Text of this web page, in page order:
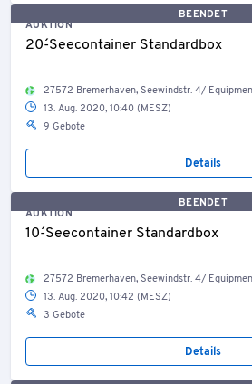
BEENDET
AUKTION
20´-Seecontainer Standardbox
27572 Bremerhaven, Seewindstr. 4/ Equipmentmanagement
13. Aug. 2020, 10:40 (MESZ)
9 Gebote
Details
BEENDET
AUKTION
10´-Seecontainer Standardbox
27572 Bremerhaven, Seewindstr. 4/ Equipmentmanagement
13. Aug. 2020, 10:42 (MESZ)
3 Gebote
Details